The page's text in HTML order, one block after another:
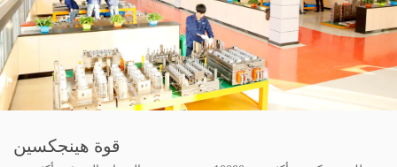
قوة هينجكسين